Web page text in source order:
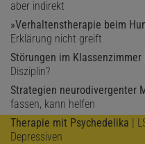
aber indirekt
»Verhaltenstherapie beim
Erklärung nicht greift
Störungen im Klassenzimmer
Disziplin?
Strategien neurodivergenter
fassen, kann helfen
Therapie mit Psychedelika |
Depressiven